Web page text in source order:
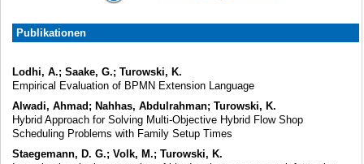
Publikationen
Lodhi, A.; Saake, G.; Turowski, K.
Empirical Evaluation of BPMN Extension Language
Alwadi, Ahmad; Nahhas, Abdulrahman; Turowski, K.
Hybrid Approach for Solving Multi-Objective Hybrid Flow Shop
Scheduling Problems with Family Setup Times
Staegemann, D. G.; Volk, M.; Turowski, K.